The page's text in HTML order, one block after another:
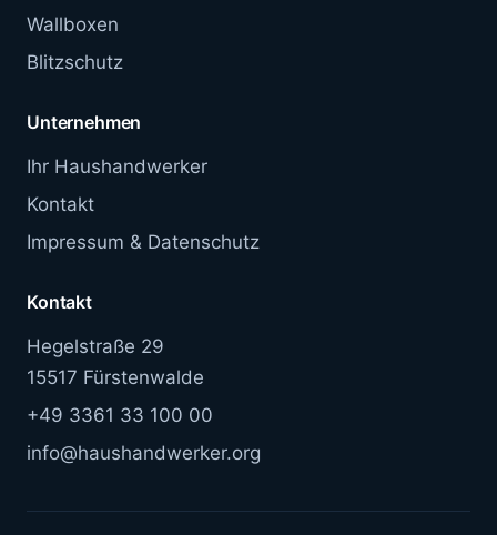
Wallboxen
Blitzschutz
Unternehmen
Ihr Haushandwerker
Kontakt
Impressum & Datenschutz
Kontakt
Hegelstraße 29
15517 Fürstenwalde
+49 3361 33 100 00
info@haushandwerker.org